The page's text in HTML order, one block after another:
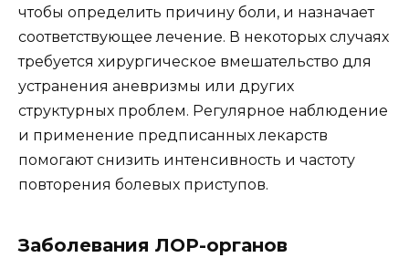
чтобы определить причину боли, и назначает
соответствующее лечение. В некоторых случаях
требуется хирургическое вмешательство для
устранения аневризмы или других
структурных проблем. Регулярное наблюдение
и применение предписанных лекарств
помогают снизить интенсивность и частоту
повторения болевых приступов.
Заболевания ЛОР-органов